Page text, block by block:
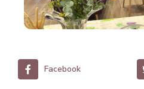
Facebook